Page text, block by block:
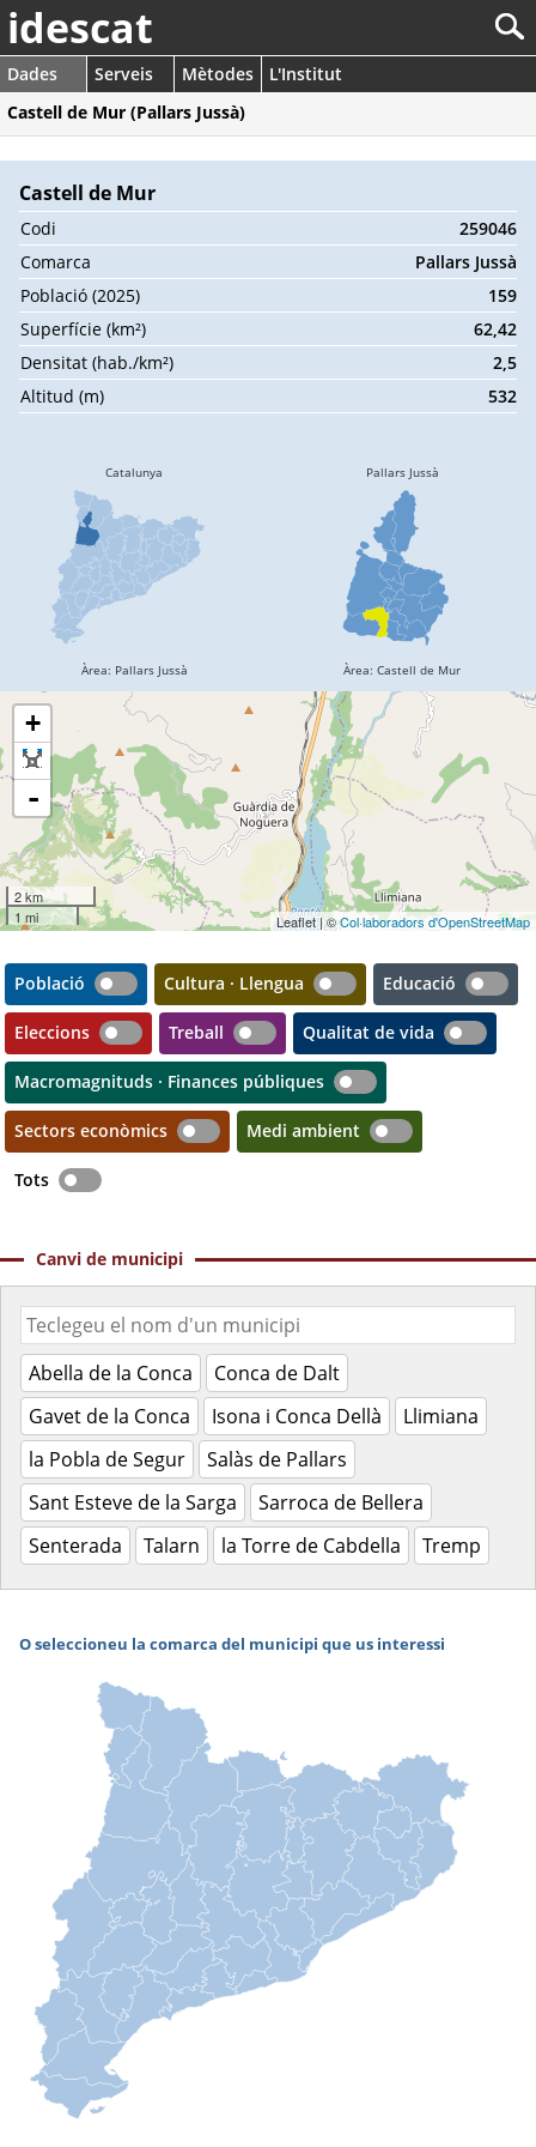
idescat
Dades Serveis Mètodes
L'Institut
Castell de Mur (Pallars Jussà)
Castell de Mur
Codi
259046
Comarca
Pallars Jussà
Població (2025)
159
Superfície (km²)
62,42
Densitat (hab./km²)
2,5
Altitud (m)
532
+
-
2 km
1 mi
Leaflet | ©Col·laboradors d'OpenStreetMap
Població Cultura · Llengua Educació
Eleccions Treball Qualitat de vida
Macromagnituds · Finances públiques
Sectors econòmics Medi ambient
Tots
Canvi de municipi
Abella de la Conca
Conca de Dalt
Gavet de la Conca
Isona i Conca Dellà
Llimiana
la Pobla de Segur
Salàs de Pallars
Sant Esteve de la Sarga
Sarroca de Bellera
Senterada
Talarn la Torre de Cabdella Tremp